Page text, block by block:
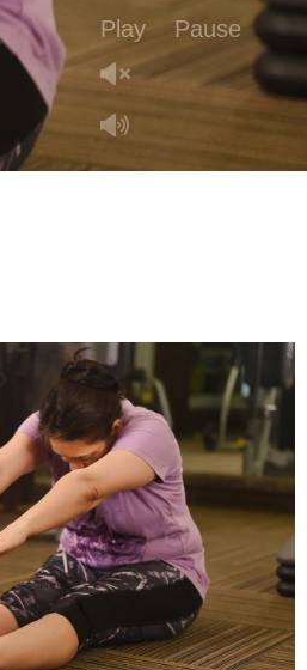
Play Pause
Outlook Live